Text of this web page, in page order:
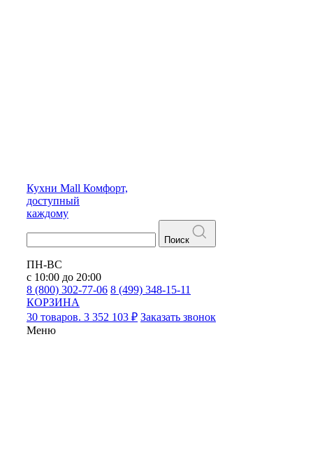
Кухни Mall Комфорт,
доступный
каждому
Поиск
ПН-ВС
с 10:00 до 20:00
8 (800) 302-77-06 8 (499) 348-15-11
КОРЗИНА
30 товаров. 3 352 103 ₽ Заказать звонок
Меню